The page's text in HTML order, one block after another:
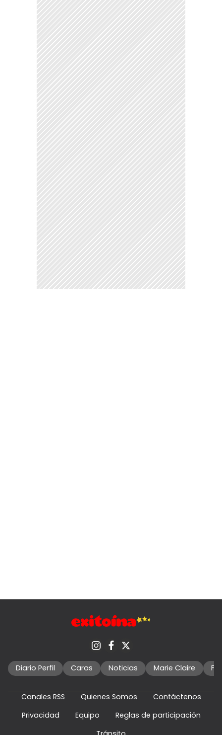
Diario Perfil Caras Noticias Marie Claire
Canales RSS Quienes Somos
Contáctenos
Privacidad
Equipo
Reglas de participación